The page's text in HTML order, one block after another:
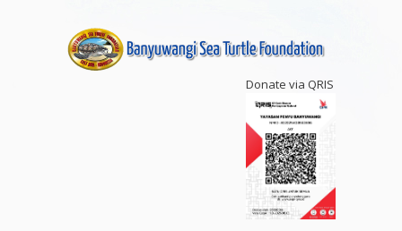
Donate via QRIS